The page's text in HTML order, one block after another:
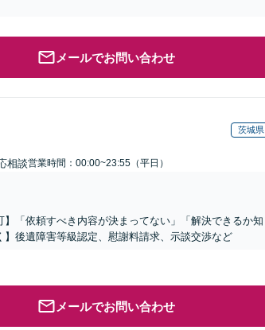
メールでお問い合わせ
茨城県
相談営業時間：00:00~23:55（平日）
「依頼すべき内容が決まってない」「解決できるか知
後遺障害等級認定、慰謝料請求、示談交渉など
メールでお問い合わせ